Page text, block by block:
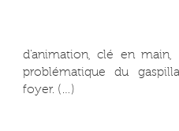
d’animation, clé en
problématique du
foyer. (…)